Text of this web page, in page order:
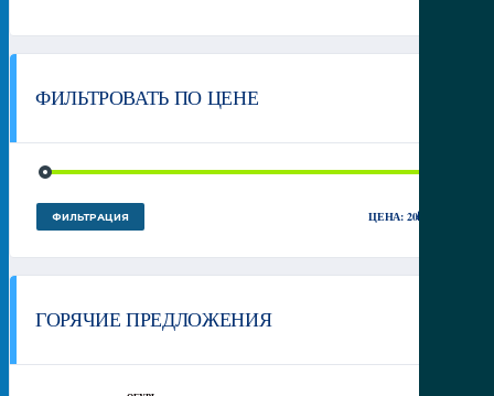
ФИЛЬТРОВАТЬ ПО ЦЕНЕ
ФИЛЬТРАЦИЯ ЦЕНА: 20₽
ГОРЯЧИЕ ПРЕДЛОЖЕНИЯ